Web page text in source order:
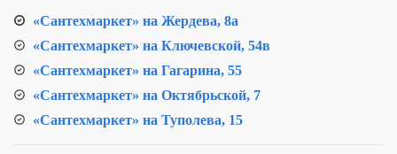
«Сантехмаркет» на Жердева, 8а
«Сантехмаркет» на Ключевской, 54в
«Сантехмаркет» на Гагарина, 55
«Сантехмаркет» на Октябрьской, 7
«Сантехмаркет» на Туполева, 15